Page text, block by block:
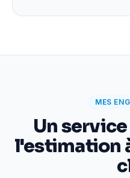
MES
Un
l'estimation